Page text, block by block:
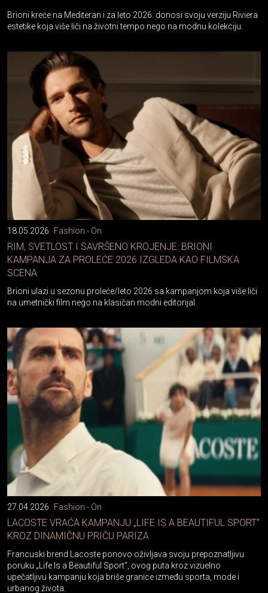
estetike koja više liči na životni tempo nego na modnu kolekciju.
18.05.2026 Fashion - On
RIM, SVETLOST I SAVRŠENO KROJENJE: BRIONI
KAMPANJA ZA PROLEĆE 2026 IZGLEDA KAO FILMSKA
SCENA
Brioni ulazi u sezonu proleće/leto 2026 sa kampanjom koja više liči
na umetnički film nego na klasičan modni editorijal.
27.04.2026
LACOSTE VRAĆA KAMPANJU „LIFE IS A BEAUTIFUL SPORT“
KROZ DINAMIČNU PRIČU PARIZA
Francuski brend Lacoste ponovo oživljava svoju prepoznatljivu
poruku „Life Is a Beautiful Sport“, ovog puta kroz vizuelno
upečatljivu kampanju koja briše granice između sporta, mode i
urbanog života.